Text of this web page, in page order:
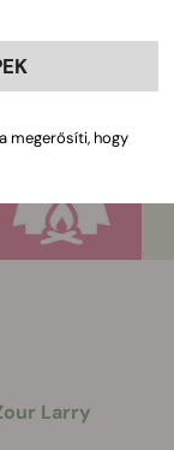
Larry
megerősíti, hogy